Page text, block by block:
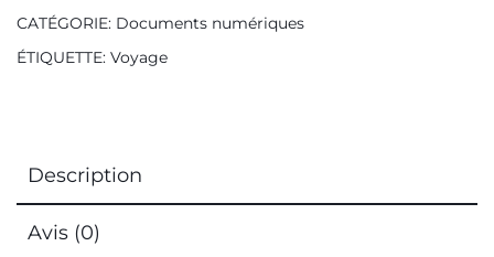
CATÉGORIE: Documents numériques
ÉTIQUETTE: Voyage
Description
Avis (0)